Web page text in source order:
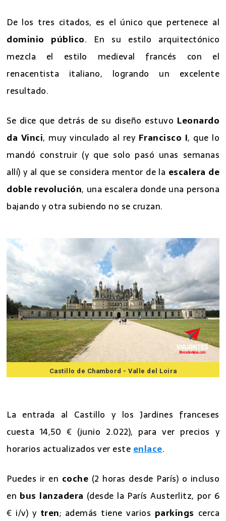
De los tres citados, es el único que pertenece al
dominio público. En su estilo arquitectónico
mezcla el estilo medieval francés con el
renacentista italiano, logrando un excelente
resultado.
Se dice que detrás de su diseño estuvo Leonardo
da Vinci, muy vinculado al rey Francisco I, que lo
mandó construir (y que solo pasó unas semanas
allí) y al que se considera mentor de la escalera de
doble revolución, una escalera donde una persona
bajando y otra subiendo no se cruzan.
Castillo de Chambord - Valle del Loira
La entrada al Castillo y los Jardines franceses
cuesta 14,50 € (junio 2.022), para ver precios y
horarios actualizados ver esteenlace.
Puedes ir en coche (2 horas desde París) o incluso
en bus lanzadera (desde la París Austerlitz, por 6
€ i/v) y tren; además tiene varios parkings cerca